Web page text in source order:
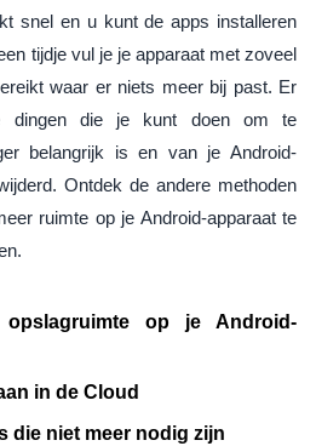
snel en u kunt de apps installeren
tijdje vul je je apparaat met zoveel
waar er niets meer bij past. Er
dingen die je kunt doen om te
belangrijk is en van je Android-
Ontdek de andere methoden
ruimte op je Android-apparaat te
op je Android-
in de Cloud
die niet meer nodig zijn